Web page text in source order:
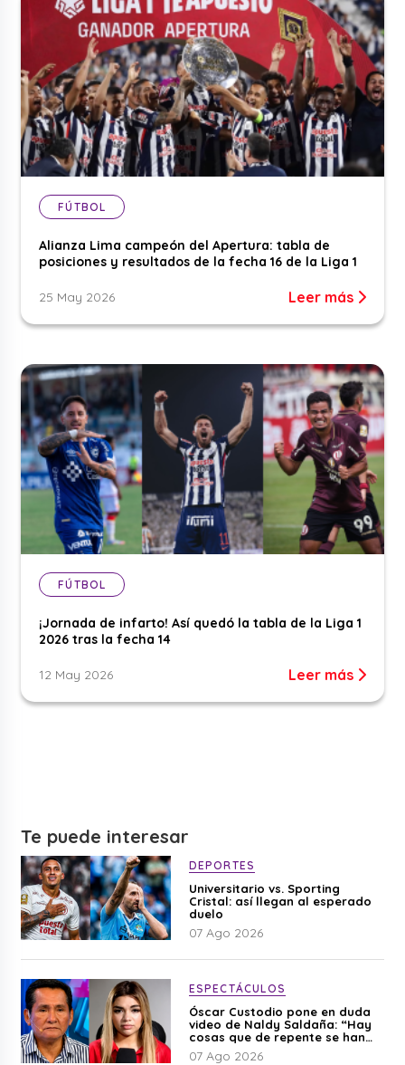
FÚTBOL
Alianza Lima campeón del Apertura: tabla de
posiciones y resultados de la fecha 16 de la Liga 1
25 May 2026 Leer más
FÚTBOL
¡Jornada de infarto! Así quedó la tabla de la Liga 1
2026 tras la fecha 14
12 May 2026 Leer más
Te puede interesar
DEPORTES
Universitario vs. Sporting
Cristal: así llegan al esperado
duelo
07 Ago 2026
ESPECTÁCULOS
Óscar Custodio pone en duda
video de Naldy Saldaña: “Hay
cosas que de repente se han
editado”
07 Ago 2026